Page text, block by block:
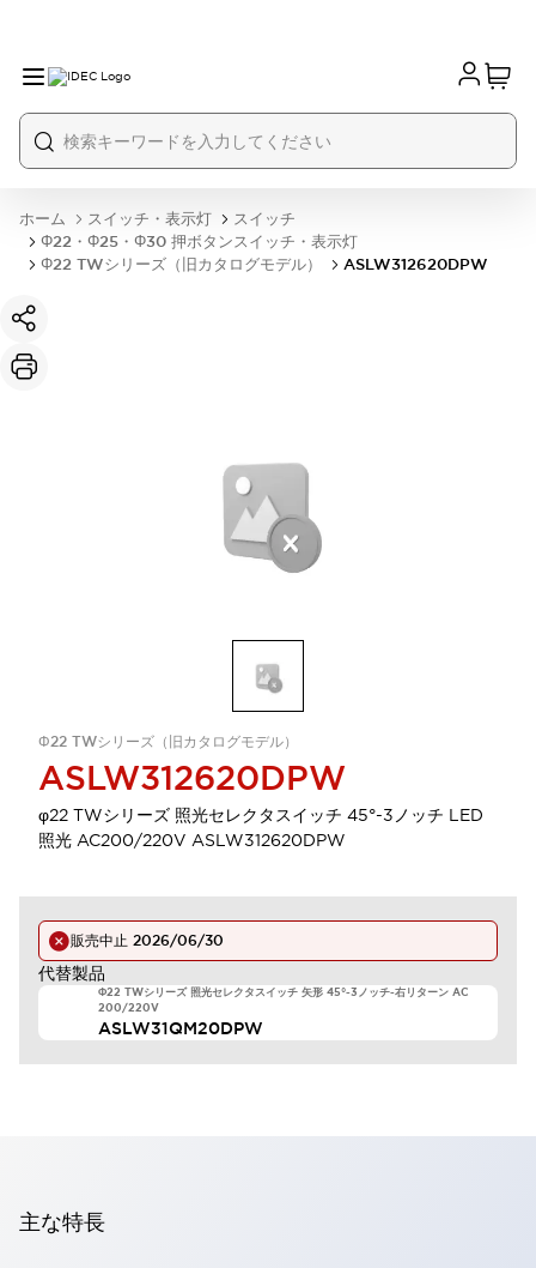
ホーム スイッチ・表示灯
スイッチ
Φ22・Φ25・Φ30 押ボタンスイッチ・表示灯
Φ22 TWシリーズ（旧カタログモデル）
ASLW312620DPW
Φ22 TWシリーズ（旧カタログモデル）
ASLW312620DPW
φ22 TWシリーズ 照光セレクタスイッチ 45°-3ノッチ LED
照光 AC200/220V ASLW312620DPW
販売中止 2026/06/30
代替製品
Φ22 TWシリーズ 照光セレクタスイッチ 矢形 45°-3ノッチ-右リターン AC
200/220V
ASLW31QM20DPW
主な特長